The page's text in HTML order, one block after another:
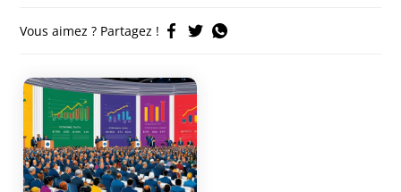
Vous aimez ? Partagez !